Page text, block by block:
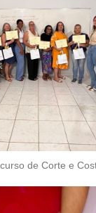
de Corte e